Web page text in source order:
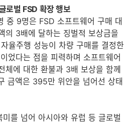
로벌 FSD 확장 행보
중 9명은 FSD 소프트웨어 구매 대
의 3배에 달하는 징벌적 보상금을
율주행 성능이 차량 구매를 결정한
었다는 점을 피력하며 소프트웨어
체에 대한 환불과 3배 보상을 함께
금액은 395만 위안을 넘어선 상태
를 넘어 아시아와 유럽 등 글로벌